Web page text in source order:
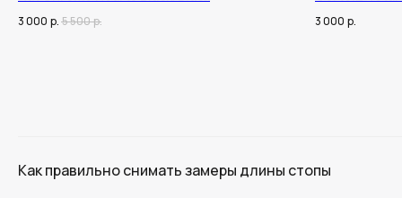
3 000 р. 5 500р. 3 000 р.
Как правильно снимать замеры длины стопы